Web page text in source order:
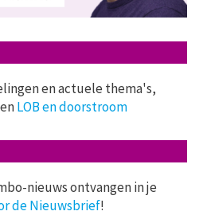
en actuele thema's,
enLOB en doorstroom
nieuws ontvangen in je
de Nieuwsbrief!